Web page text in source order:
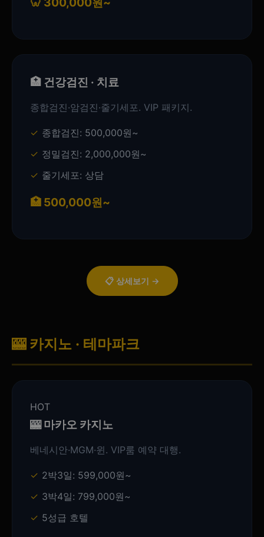
🏥 건강검진 · 치료
종합검진·암검진·줄기세포. VIP 패키지.
종합검진: 500,000원~
정밀검진: 2,000,000원~
줄기세포: 상담
🏥 500,000원~
📋 상세보기 →
🎰 카지노 · 테마파크
HOT
🎰 마카오 카지노
베네시안·MGM·윈. VIP룸 예약 대행.
2박3일: 599,000원~
3박4일: 799,000원~
5성급 호텔